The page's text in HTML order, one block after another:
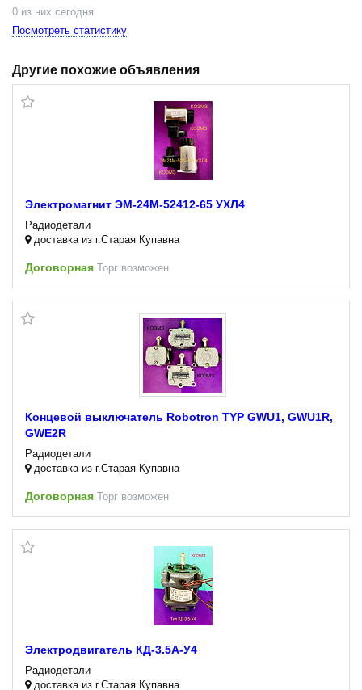
0 из них сегодня
Посмотреть статистику
Другие похожие объявления
Электромагнит ЭМ-24М-52412-65 УХЛ4
Радиодетали
доставка из г.Старая Купавна
Договорная Торг возможен
Концевой выключатель Robotron TYP GWU1, GWU1R,
GWE2R
Радиодетали
доставка из г.Старая Купавна
Договорная Торг возможен
Электродвигатель КД-3.5А-У4
Радиодетали
доставка из г.Старая Купавна